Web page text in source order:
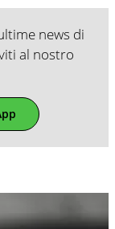
news di
al nostro